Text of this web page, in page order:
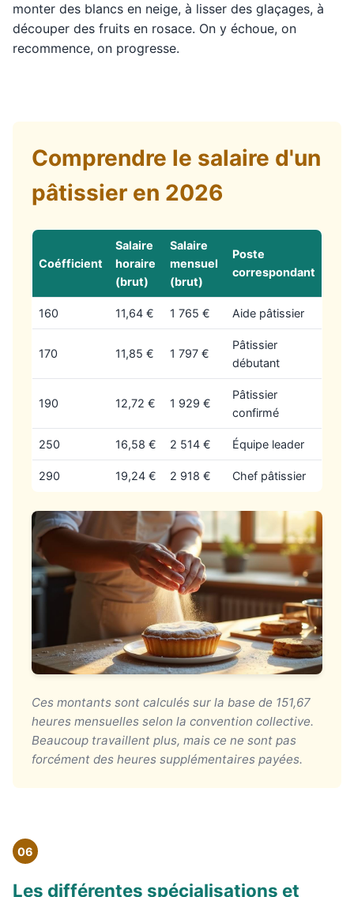
monter des blancs en neige, à lisser des glaçages, à
découper des fruits en rosace. On y échoue, on
recommence, on progresse.
Comprendre le salaire d'un
pâtissier en 2026
Coéfficient
Salaire
horaire
(brut)
Salaire
mensuel
(brut)
Poste
correspondant
160 11,64 € 1 765 € Aide pâtissier
170 11,85 € 1 797 €
Pâtissier
débutant
190 12,72 € 1 929 €
Pâtissier
confirmé
250 16,58 € 2 514 € Équipe leader
290 19,24 € 2 918 € Chef pâtissier
Ces montants sont calculés sur la base de 151,67
heures mensuelles selon la convention collective.
Beaucoup travaillent plus, mais ce ne sont pas
forcément des heures supplémentaires payées.
06
Les différentes spécialisations et